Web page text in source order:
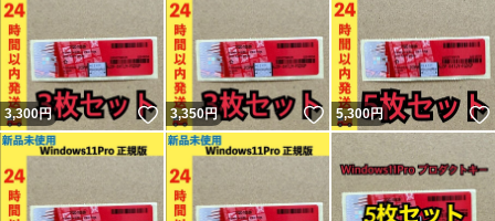
3,300円 いいね！
3,350円 いいね！
5,300円